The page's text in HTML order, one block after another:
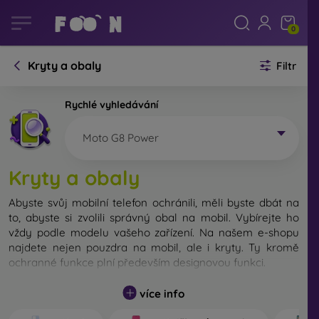
0
Kryty a obaly Filtr
Rychlé vyhledávání
Moto G8 Power
Kryty a obaly
Abyste svůj mobilní telefon ochránili, měli byste dbát na
to, abyste si zvolili správný obal na mobil. Vybírejte ho
vždy podle modelu vašeho zařízení. Na našem e-shopu
najdete nejen pouzdra na mobil, ale i kryty. Ty kromě
ochranné funkce plní především designovou funkci.
Kryt na mobil můžeme také nazvat zadní kryt. Je určen
na ochranu zadní části telefonu. Jednotlivé kryty na mobil
více info